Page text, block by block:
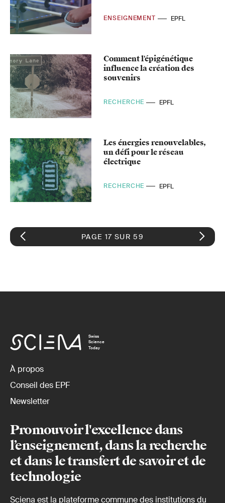
ENSEIGNEMENT EPFL
Comment l'épigénétique
influence la création des
souvenirs
RECHERCHE EPFL
Les énergies renouvelables,
un défi pour le réseau
électrique
RECHERCHE EPFL
PAGE 17 SUR 59
Swiss
Science
Today
À propos
Conseil des EPF
Newsletter
Promouvoir l'excellence dans
l’enseignement, dans la recherche
et dans le transfert de savoir et de
technologie
Sciena est la plateforme commune des institutions du